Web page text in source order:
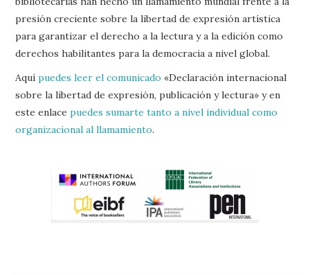
presión creciente sobre la libertad de expresión artística
para garantizar el derecho a la lectura y a la edición como
derechos habilitantes para la democracia a nivel global.
Aquípuedes leer el comunicado «Declaración internacional
sobre la libertad de expresión, publicación y lectura» y en
este enlacepuedes sumarte tanto a nivel individual como
organizacional al llamamiento.